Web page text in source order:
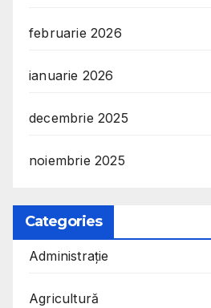
februarie 2026
ianuarie 2026
decembrie 2025
noiembrie 2025
Categories
Administrație
Agricultură